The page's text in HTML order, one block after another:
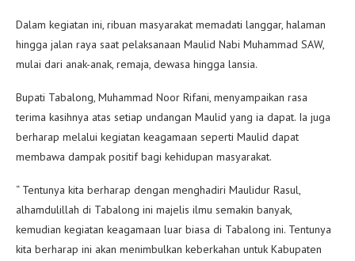
Dalam kegiatan ini, ribuan masyarakat memadati langgar, halaman
hingga jalan raya saat pelaksanaan Maulid Nabi Muhammad SAW,
mulai dari anak-anak, remaja, dewasa hingga lansia.
Bupati Tabalong, Muhammad Noor Rifani, menyampaikan rasa
terima kasihnya atas setiap undangan Maulid yang ia dapat. Ia juga
berharap melalui kegiatan keagamaan seperti Maulid dapat
membawa dampak positif bagi kehidupan masyarakat.
“ Tentunya kita berharap dengan menghadiri Maulidur Rasul,
alhamdulillah di Tabalong ini majelis ilmu semakin banyak,
kemudian kegiatan keagamaan luar biasa di Tabalong ini. Tentunya
kita berharap ini akan menimbulkan keberkahan untuk Kabupaten